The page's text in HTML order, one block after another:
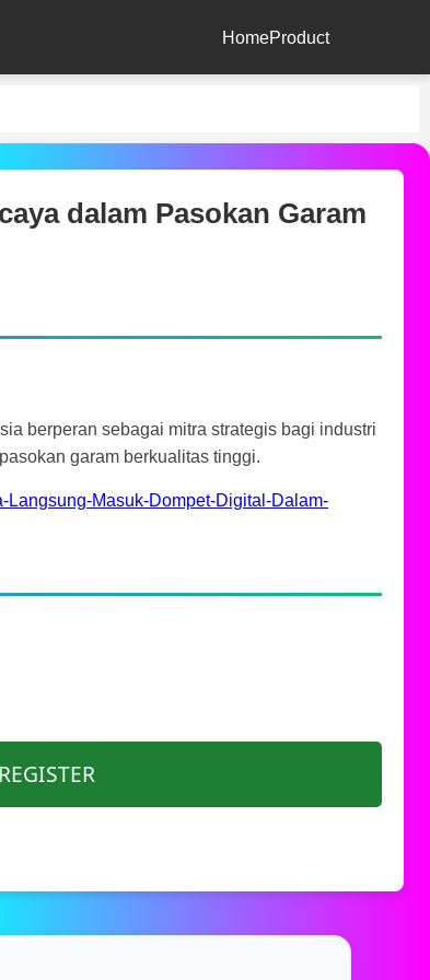
HomeProduct
dalam Pasokan Garam
berperan sebagai mitra strategis bagi industri
garam berkualitas tinggi.
Langsung-Masuk-Dompet-Digital-Dalam-
REGISTER